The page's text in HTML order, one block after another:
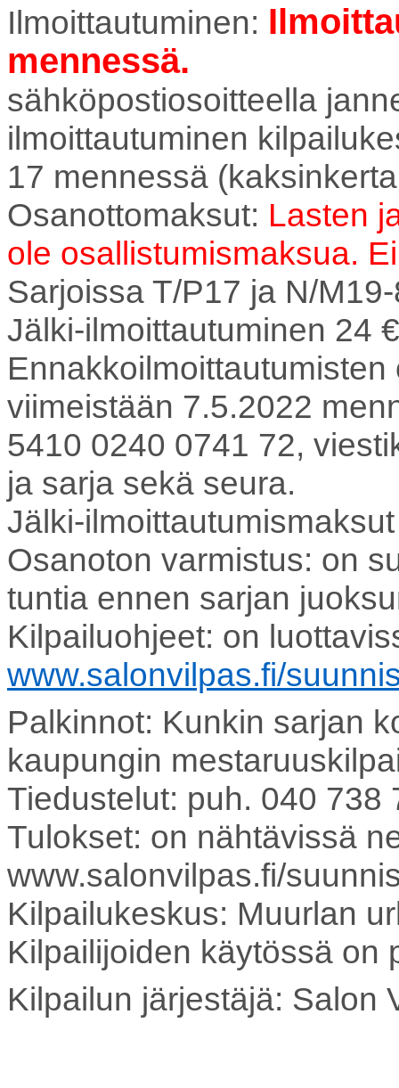
Ilmoittautuminen:
mennessä.
sähköpostiosoitteella
ilmoittautuminen
17 mennessä
Osanottomaksut: Lasten
ole osallistumismaksua.
Sarjoissa T/P17 ja N/
Jälki-ilmoittautuminen 24
viimeistään 7.5.2022
5410 0240 0741 72,
ja sarja sekä seura.
Jälki-
Osanoton varmistus: on
tuntia ennen sarjan
Kilpailuohjeet: on
www.salonvilpas.fi/
Palkinnot: Kunkin sarjan
kaupungin
Tiedustelut: puh. 040 738
Tulokset: on nähtävissä
www.salonvilpas.fi/
Kilpailukeskus: Muurlan
Kilpailijoiden käytössä on
Kilpailun järjestäjä: Salon